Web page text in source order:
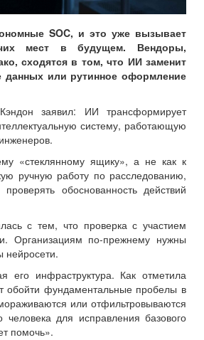
SOC, и это уже вызывает
мест в будущем. Вендоры,
сходятся в том, что ИИ заменит
данных или рутинное оформление
заявил: ИИ трансформирует
систему, работающую
«стеклянному ящику», а не как к
ручную работу по расследованию,
обоснованность действий
с тем, что проверка с участием
Организациям по-прежнему нужны
нейросети.
его инфраструктура. Как отметила
фундаментальные пробелы в
или отфильтровываются
человека для исправления базового
помочь».